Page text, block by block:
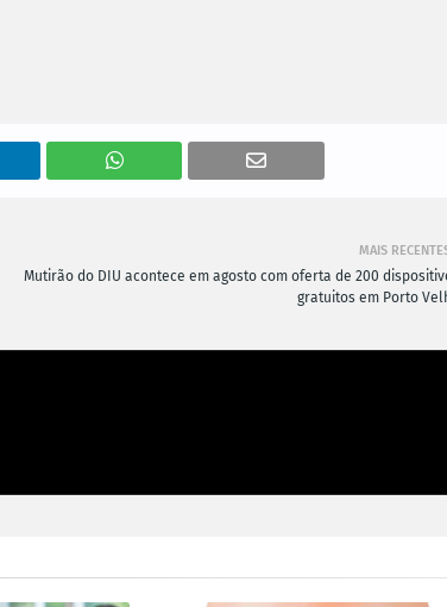
MAIS
Mutirão do DIU acontece em agosto com oferta de 200
gratuitos em Porto